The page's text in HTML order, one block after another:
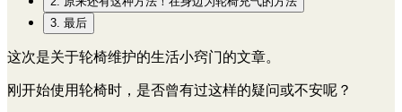
3. 最后
这次是关于轮椅维护的生活小窍门的文章。
刚开始使用轮椅时，是否曾有过这样的疑问或不安呢？